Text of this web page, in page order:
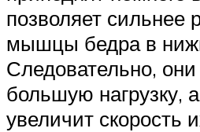
позволяет сильнее
мышцы бедра в
Следовательно, они
большую нагрузку,
увеличит скорость